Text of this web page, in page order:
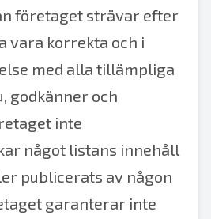
företaget strävar efter
vara korrekta och i
med alla tillämpliga
godkänner och
inte
något listans innehåll
publicerats av någon
garanterar inte